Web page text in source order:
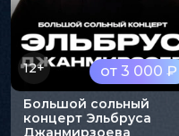
от 3 000 ₽
12+
Большой сольный
концерт Эльбруса